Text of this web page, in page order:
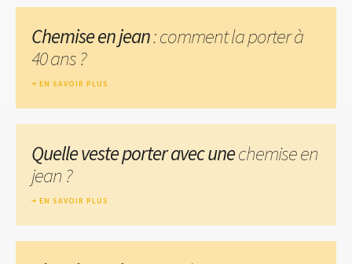
Chemise en jean: comment la porter à
40 ans ?
EN SAVOIR PLUS
Quelle veste porter avec unechemise en
jean ?
EN SAVOIR PLUS